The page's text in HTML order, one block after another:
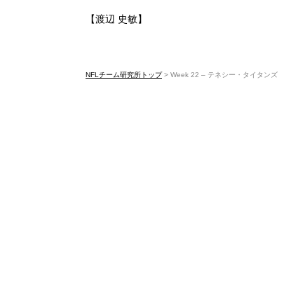
【渡辺 史敏】
NFLチーム研究所トップ > Week 22 – テネシー・タイタンズ